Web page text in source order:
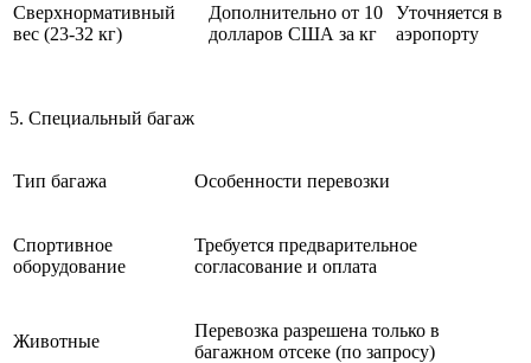
Сверхнормативный
вес (23-32 кг)
Дополнительно от 10
долларов США за кг
Уточняется в
аэропорту
5. Специальный багаж
Тип багажа Особенности перевозки
Спортивное
оборудование
Требуется предварительное
согласование и оплата
Животные
Перевозка разрешена только в
багажном отсеке (по запросу)